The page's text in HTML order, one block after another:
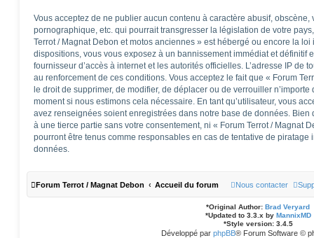
Vous acceptez de ne publier aucun contenu à caractère abusif,
pornographique, etc. qui pourrait transgresser la législation de votre
Terrot / Magnat Debon et motos anciennes » est hébergé ou encore la
dispositions, vous vous exposez à un bannissement immédiat et définitif
fournisseur d’accès à internet et les autorités officielles. L’adresse IP de
au renforcement de ces conditions. Vous acceptez le fait que « Forum
le droit de supprimer, de modifier, de déplacer ou de verrouiller
moment si nous estimons cela nécessaire. En tant qu’utilisateur, vous
avez renseignées soient enregistrées dans notre base de données.
à une tierce partie sans votre consentement, ni « Forum Terrot / Magnat
pourront être tenus comme responsables en cas de tentative de piratage
données.
Forum Terrot / Magnat Debon Accueil du forum Nous contacter
*Original Author: Brad Veryard
*Updated to 3.3.x by MannixMD
*Style version: 3.4.5
Développé par phpBB® Forum Software ©